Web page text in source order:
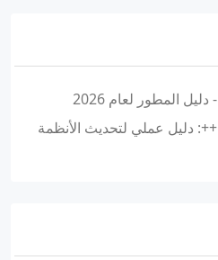
الانتقال من COBOL إلى C++: دليل عملي لتحديث الأنظمة